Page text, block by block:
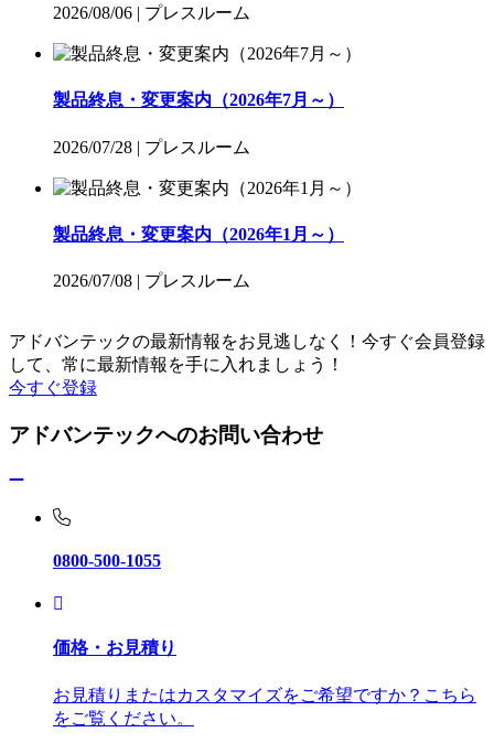
2026/08/06 | プレスルーム
製品終息・変更案内（2026年7月～）
2026/07/28 | プレスルーム
製品終息・変更案内（2026年1月～）
2026/07/08 | プレスルーム
アドバンテックの最新情報をお見逃しなく！今すぐ会員登録
して、常に最新情報を手に入れましょう！
今すぐ登録
アドバンテックへのお問い合わせ
0800-500-1055
価格・お見積り
お見積りまたはカスタマイズをご希望ですか？こちら
をご覧ください。